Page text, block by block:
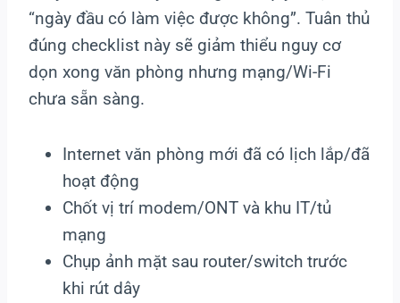
“ngày đầu có làm việc được không”. Tuân thủ
đúng checklist này sẽ giảm thiểu nguy cơ
dọn xong văn phòng nhưng mạng/Wi-Fi
chưa sẵn sàng.
Internet văn phòng mới đã có lịch lắp/đã
hoạt động
Chốt vị trí modem/ONT và khu IT/tủ
mạng
Chụp ảnh mặt sau router/switch trước
khi rút dây